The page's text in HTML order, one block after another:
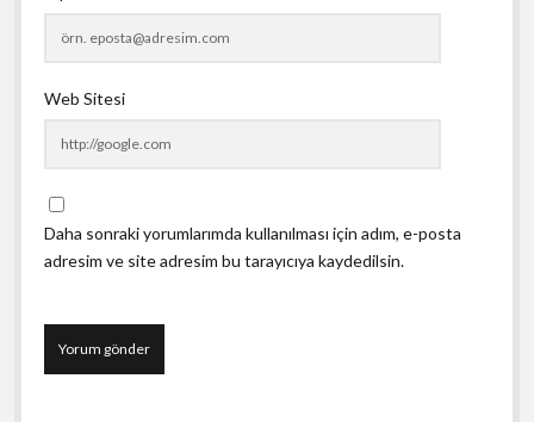
Web Sitesi
Daha sonraki yorumlarımda kullanılması için adım, e-posta
adresim ve site adresim bu tarayıcıya kaydedilsin.